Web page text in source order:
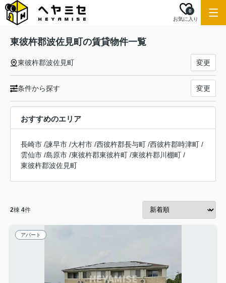
お気に入り
0
東彼杵郡波佐見町の賃貸物件一覧
東彼杵郡波佐見町 変更
条件から探す 変更
おすすめのエリア
長崎市 /諫早市 /大村市 /西彼杵郡長与町 /西彼杵郡時津町 /
雲仙市 /島原市 /東彼杵郡東彼杵町 /東彼杵郡川棚町 /
東彼杵郡波佐見町
2棟 4件
アパート